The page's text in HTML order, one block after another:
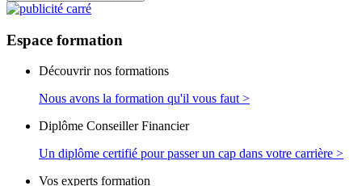
Espace formation
Découvrir nos formations
Nous avons la formation qu'il vous faut >
Diplôme Conseiller Financier
Un diplôme certifié pour passer un cap dans votre carrière >
Vos experts formation